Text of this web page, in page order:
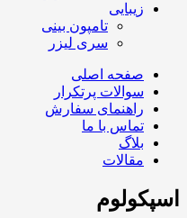
زیبایی
تامپون بینی
سری لیزر
صفحه اصلی
سوالات پرتکرار
راهنمای سفارش
تماس با ما
بلاگ
مقالات
اسپکولوم